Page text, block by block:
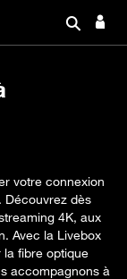
votre connexion
Découvrez dès
4K, aux
Avec la Livebox
fibre optique
accompagnons à